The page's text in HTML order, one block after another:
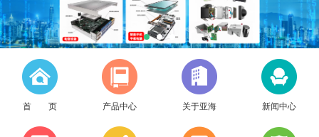
首 页 产品中心 关于亚海 新闻中心